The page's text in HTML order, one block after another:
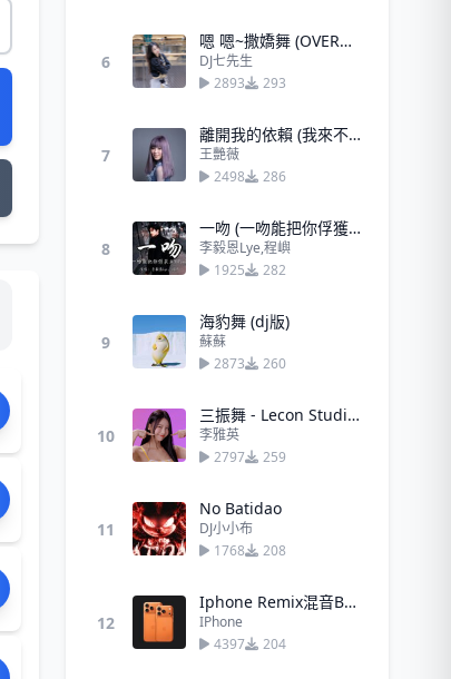
6
嗯 嗯~撒嬌舞 (OVERDRIVE)
DJ七先生
2893
293
7
離開我的依賴 (我來不及道聲晚安DJ版)
王艷薇
2498
286
8
一吻 (一吻能把你俘獲嗎)(Remix)
李毅恩Lye,程嶼
1925
282
9
海豹舞 (dj版)
蘇蘇
2873
260
10
三振舞 - Lecon Studios
李雅英
2797
259
11
No Batidao
DJ小小布
1768
208
12
Iphone Remix混音Bad Guy带劲
IPhone
4397
204